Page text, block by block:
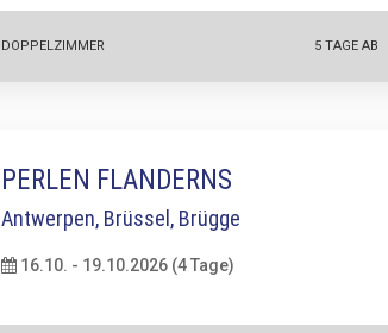
5 TAGE AB
DOPPELZIMMER
PERLEN FLANDERNS
Antwerpen, Brüssel, Brügge
16.10. - 19.10.2026 (4 Tage)